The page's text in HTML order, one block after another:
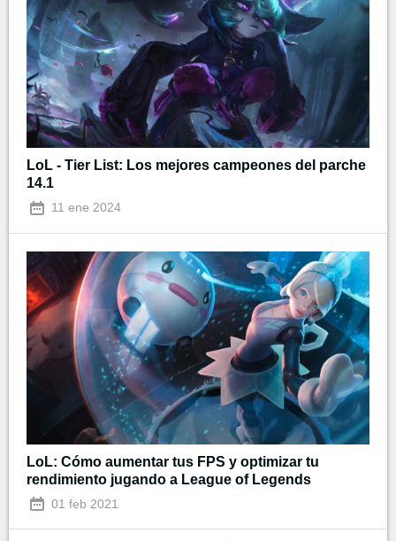
LoL - Tier List: Los mejores campeones del parche
14.1
11 ene 2024
LoL: Cómo aumentar tus FPS y optimizar tu
rendimiento jugando a League of Legends
01 feb 2021